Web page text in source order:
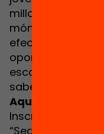
millorin el seu
món educatiu i
efectius els
oportunitat? Et
escolar prematur
saber més sobre
Aquest espai és
Inscriu-t'hi ara i
“Segones